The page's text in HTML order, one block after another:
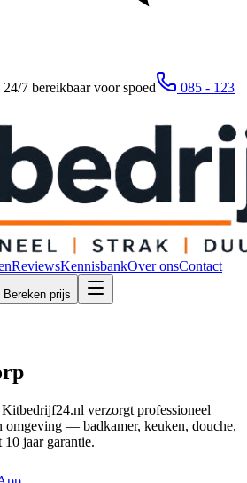
7 bereikbaar voor spoed
085 - 123
ReviewsKennisbankOver onsContact
Bereken prijs
verzorgt professioneel
omgeving — badkamer, keuken, douche,
jaar garantie.